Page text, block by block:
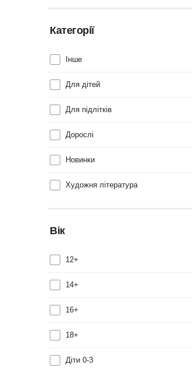
Категорії
Інше
Для дітей
Для підлітків
Дорослі
Новинки
Художня література
Вік
12+
14+
16+
18+
Діти 0-3